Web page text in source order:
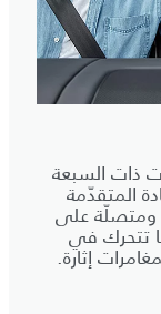
ذات السبعة
المتقدّمة
ومتصلّة على
تتحرك في
إثارة.